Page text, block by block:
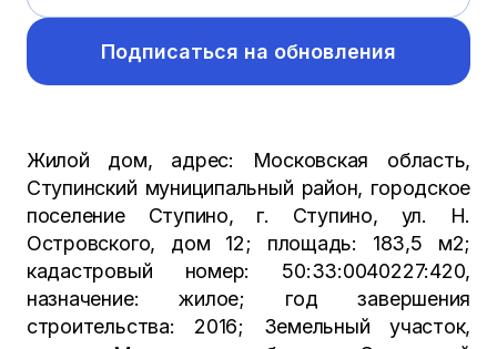
Подписаться на обновления
Жилой дом, адрес: Московская область,
Ступинский муниципальный район, городское
поселение Ступино, г. Ступино, ул. Н.
Островского, дом 12; площадь: 183,5 м2;
кадастровый номер: 50:33:0040227:420,
назначение: жилое; год завершения
строительства: 2016; Земельный участок,